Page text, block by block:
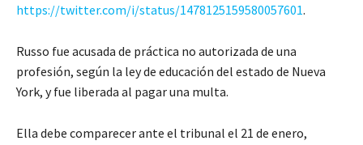
https://twitter.com/i/status/1478125159580057601.
Russo fue acusada de práctica no autorizada de una
profesión, según la ley de educación del estado de Nueva
York, y fue liberada al pagar una multa.
Ella debe comparecer ante el tribunal el 21 de enero,